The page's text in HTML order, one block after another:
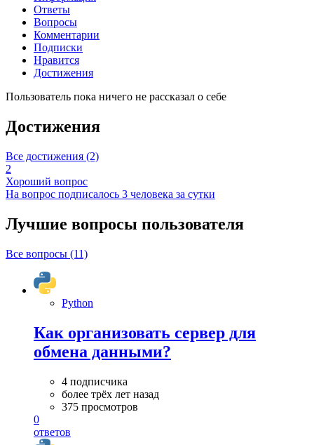
Ответы
Вопросы
Комментарии
Подписки
Нравится
Достижения
Пользователь пока ничего не рассказал о себе
Достижения
Все достижения (2)
2
Хороший вопрос
На вопрос подписалось 3 человека за сутки
Лучшие вопросы пользователя
Все вопросы (11)
Python
Как организовать сервер для
обмена данными?
4 подписчика
более трёх лет назад
375 просмотров
0
ответов